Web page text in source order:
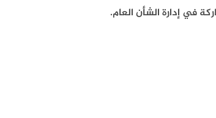
في إدارة الشأن العام.